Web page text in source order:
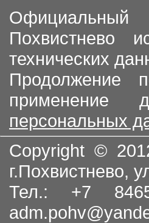
Официальный
Похвистнево
технических
Продолжение
применение
персональных
Copyright ©
г.Похвистнево,
Тел.: +7